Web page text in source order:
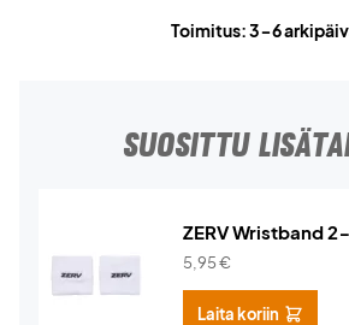
Toimitus: 3-6
SUOSITTU
ZERV Wristband
5,95€
Laita koriin